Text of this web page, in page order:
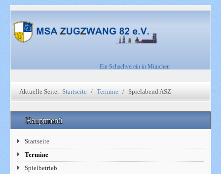
Ein Schachverein in München
Aktuelle Seite: Startseite Termine Spielabend ASZ
Hauptmenü
Startseite
Termine
Spielbetrieb